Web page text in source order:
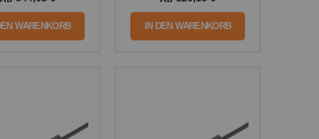
WARENKORB IN DEN WARENKORB